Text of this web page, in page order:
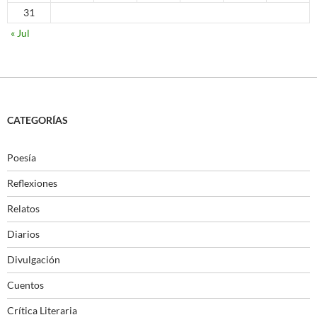
31
« Jul
CATEGORÍAS
Poesía
Reflexiones
Relatos
Diarios
Divulgación
Cuentos
Crítica Literaria